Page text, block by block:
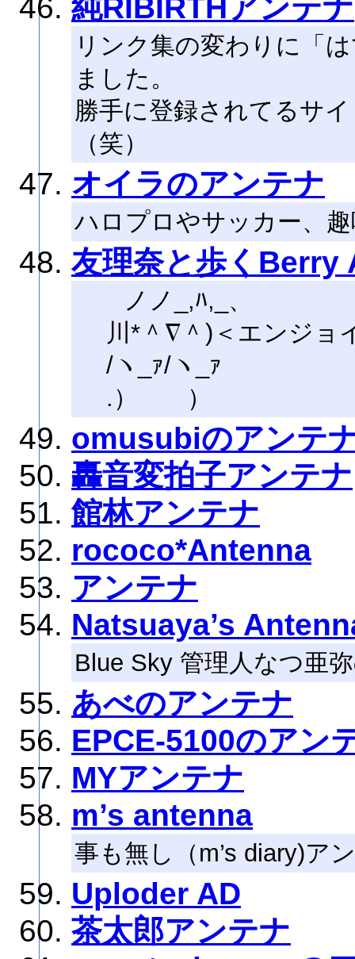
純RIBIRTHアンテナ
リンク集の変わりに「
ました。
勝手に登録されてるサ
（笑）
オイラのアンテナ
ハロプロやサッカー、
友理奈と歩くBerry
ノノ_,ﾊ,_、
川*＾∇＾)＜エンジョ
/ヽ_ｧ/ヽ_ｧ
.） ）
omusubiのアンテ
轟音変拍子アンテナ
館林アンテナ
rococo*Antenna
アンテナ
Natsuaya’s
Blue Sky 管理人なつ亜
あべのアンテナ
EPCE-5100のアン
MYアンテナ
m’s antenna
事も無し（m’s diary)ア
Uploder AD
茶太郎アンテナ